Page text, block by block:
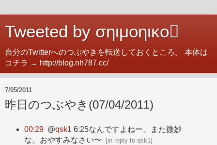
Tweeted by σηιμοηικο
自分のTwitterへのつぶやきを転送しておくところ。 本体は
コチラ → http://blog.nh787.cc/
7/05/2011
昨日のつぶやき(07/04/2011)
00:29 @qsk1 6:25なんですよねー。また微妙
な。おやすみなさい〜 [in reply to qsk1 ]